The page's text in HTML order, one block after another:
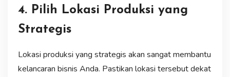
4. Pilih Lokasi Produksi yang
Strategis
Lokasi produksi yang strategis akan sangat membantu
kelancaran bisnis Anda. Pastikan lokasi tersebut dekat